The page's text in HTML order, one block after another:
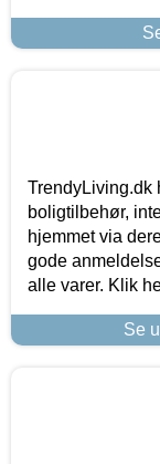
TrendyLiving.dk
boligtilbehør,
hjemmet via
gode
alle varer. Klik
Se